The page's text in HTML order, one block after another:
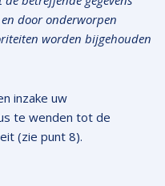
door onderworpen
worden bijgehouden
inzake uw
te wenden tot de
(zie punt 8).